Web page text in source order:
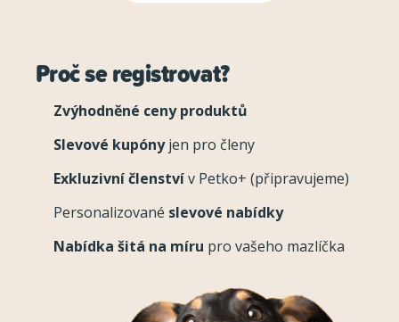
Proč se registrovat?
Zvýhodněné ceny produktů
Slevové kupónyjen pro členy
Exkluzivní členstvív Petko+ (připravujeme)
Personalizované slevové nabídky
Nabídka šitá na míru pro vašeho mazlíčka